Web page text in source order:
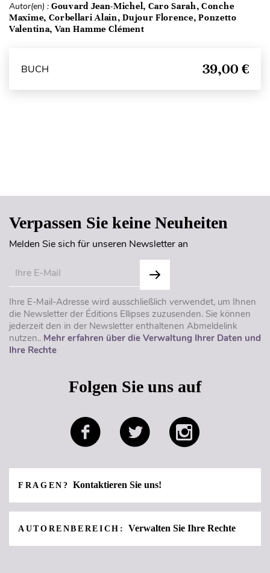
Autor(en) : Gouvard Jean-Michel, Caro Sarah, Conche
Maxime, Corbellari Alain, Dujour Florence, Ponzetto
Valentina, Van Hamme Clément
BUCH 39,00 €
Verpassen Sie keine Neuheiten
Melden Sie sich für unseren Newsletter an
Ihre E-Mail-Adresse wird ausschließlich verwendet, um Ihnen
die Newsletter der Éditions Ellipses zuzusenden. Sie können
jederzeit den in der Newsletter enthaltenen Abmeldelink
nutzen.. Mehr erfahren über die Verwaltung Ihrer Daten und
Ihre Rechte
Folgen Sie uns auf
FRAGEN?Kontaktieren Sie uns!
AUTORENBEREICH: Verwalten Sie Ihre Rechte